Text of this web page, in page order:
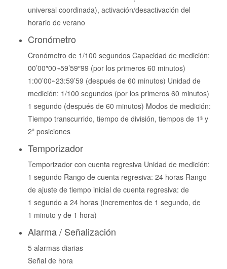
universal coordinada), activación/desactivación del
horario de verano
Cronómetro
Cronómetro de 1/100 segundos Capacidad de medición:
00’00″00~59’59″99 (por los primeros 60 minutos)
1:00’00~23:59’59 (después de 60 minutos) Unidad de
medición: 1/100 segundos (por los primeros 60 minutos)
1 segundo (después de 60 minutos) Modos de medición:
Tiempo transcurrido, tiempo de división, tiempos de 1ª y
2ª posiciones
Temporizador
Temporizador con cuenta regresiva Unidad de medición:
1 segundo Rango de cuenta regresiva: 24 horas Rango
de ajuste de tiempo inicial de cuenta regresiva: de
1 segundo a 24 horas (incrementos de 1 segundo, de
1 minuto y de 1 hora)
Alarma / Señalización
5 alarmas diarias
Señal de hora